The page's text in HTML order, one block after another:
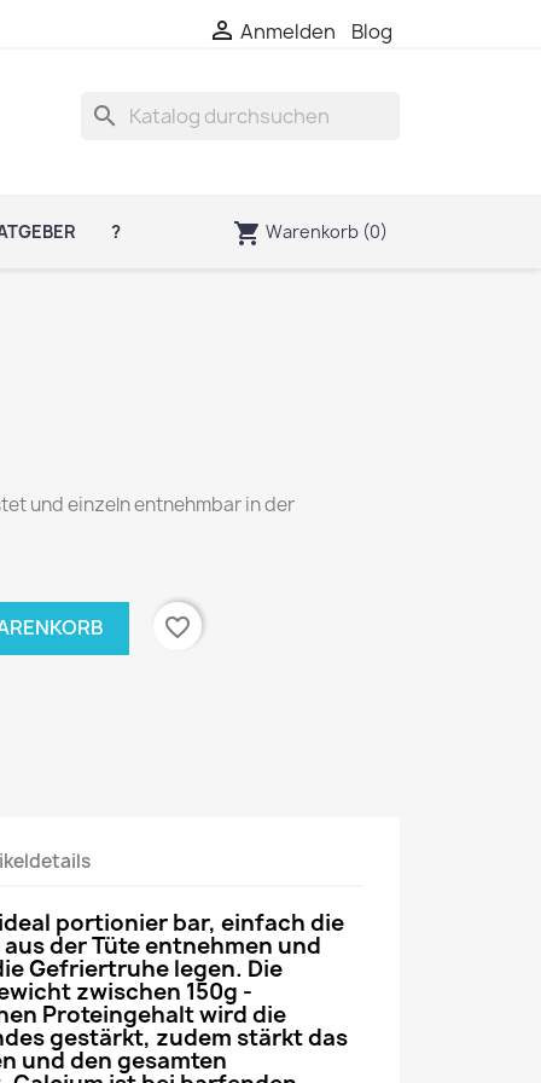
 Anmelden Blog
search
? shopping_cart Warenkorb (0)
und einzeln entnehmbar in der
favorite_border
portionier bar, einfach die
der Tüte entnehmen und
Gefriertruhe legen. Die
zwischen 150g -
Proteingehalt wird die
gestärkt, zudem stärkt das
und den gesamten